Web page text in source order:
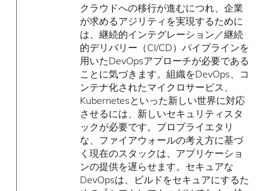
クラウドへの移行が進むにつれ、企業
が求めるアジリティを実現するために
は、継続的インテグレーション／継続
的デリバリー（CI/CD）パイプラインを
用いたDevOpsアプローチが必要である
ことに気づきます。組織をDevOps、コ
ンテナ化されたマイクロサービス、
Kubernetesといった新しい世界に対応
させるには、新しいセキュリティスタ
ックが必要です。プロプライエタリ
な、ファイアウォールの考え方に基づ
く現在のスタックは、アプリケーショ
ンの提供を遅らせます。セキュアな
DevOpsは、ビルドをセキュアにするた